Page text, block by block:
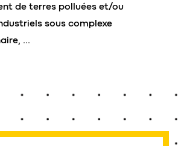
de terres polluées et/ou
sous complexe
…